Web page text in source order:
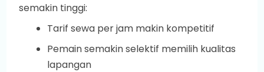
semakin tinggi:
Tarif sewa per jam makin kompetitif
Pemain semakin selektif memilih kualitas
lapangan